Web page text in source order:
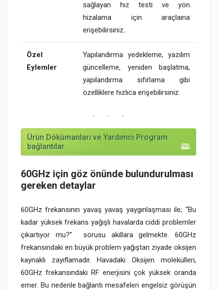
sağlayan hız testi ve yön
hizalama için araçlaına
erişebilirsiniz..
Özel
Eylemler
Yapılandırma yedekleme, yazılım
güncelleme, yeniden başlatma,
yapılandırma sıfırlama gibi
özelliklere hızlıca erişebilirsiniz.
Ürün Dökümanları ve Yardımcı Program
bağlantılar
60GHz için göz önünde bulundurulması
gereken detaylar
60GHz frekansının yavaş yavaş yaygınlaşması ile; “Bu
kadar yüksek frekans yağışlı havalarda ciddi problemler
çıkartıyor mu?”
sorusu akıllara gelmekte. 60GHz
frekansındaki en büyük problem yağıştan ziyade oksijen
kaynaklı zayıflamadır. Havadaki Oksijen molekülleri,
60GHz frekansındaki RF enerjisini çok yüksek oranda
emer. Bu nedenle bağlantı mesafeleri engelsiz görüşün